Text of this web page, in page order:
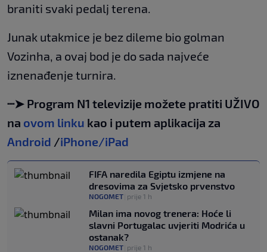
braniti svaki pedalj terena.
Junak utakmice je bez dileme bio golman
Vozinha, a ovaj bod je do sada najveće
iznenađenje turnira.
┈➤ Program N1 televizije možete pratiti UŽIVO
na ovom linku kao i putem aplikacija za
Android /iPhone/iPad
FIFA naredila Egiptu izmjene na
dresovima za Svjetsko prvenstvo
NOGOMET prije 1 h
Milan ima novog trenera: Hoće li
slavni Portugalac uvjeriti Modrića u
ostanak?
NOGOMET prije 1 h